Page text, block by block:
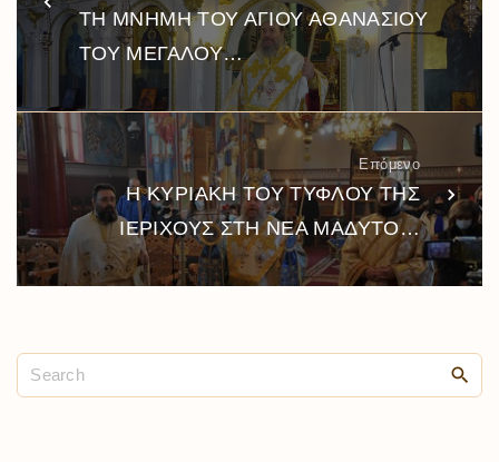
ΤΗ ΜΝΗΜΗ ΤΟΥ ΑΓΙΟΥ ΑΘΑΝΑΣΙΟΥ
ΤΟΥ ΜΕΓΑΛΟΥ…
Επόμενο
Η ΚΥΡΙΑΚΗ ΤΟΥ ΤΥΦΛΟΥ ΤΗΣ
ΙΕΡΙΧΟΥΣ ΣΤΗ ΝΕΑ ΜΑΔΥΤΟ…